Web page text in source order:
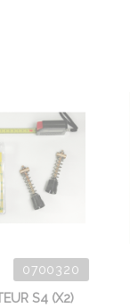
0700320
S4 (X2)